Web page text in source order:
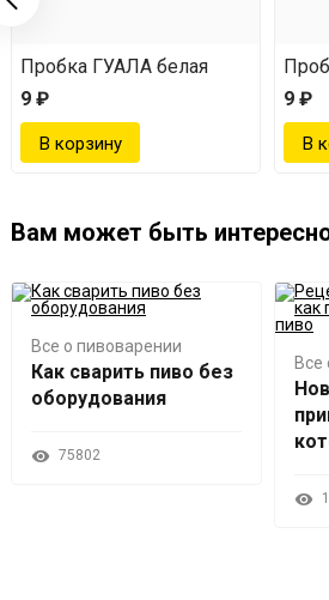
Пробка ГУАЛА белая
9 ₽
9 ₽
Вам может быть
Все о пивоварении
Как сварить пиво без
оборудования
75802
Все